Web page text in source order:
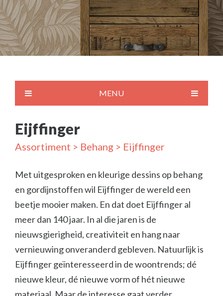
MENU
Eijffinger
Assortiment > Behang > Eijffinger
Met uitgesproken en kleurige dessins op behang
en gordijnstoffen wil Eijffinger de wereld een
beetje mooier maken. En dat doet Eijffinger al
meer dan 140 jaar. In al die jaren is de
nieuwsgierigheid, creativiteit en hang naar
vernieuwing onveranderd gebleven. Natuurlijk is
Eijffinger geïnteresseerd in de woontrends; dé
nieuwe kleur, dé nieuwe vorm of hét nieuwe